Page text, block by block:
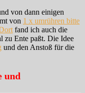
von dann einigen
von 1 x umrühren bitte
fand ich auch die
zu Ente paßt. Die Idee
und den Anstoß für die
und